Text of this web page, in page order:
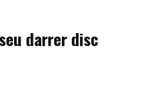
darrer disc